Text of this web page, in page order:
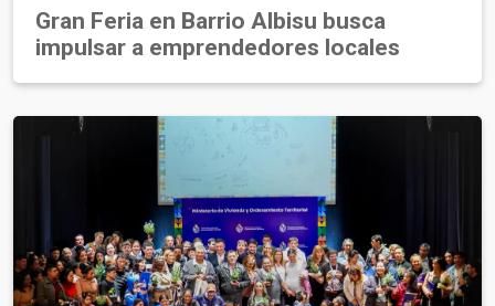
Gran Feria en Barrio Albisu busca
impulsar a emprendedores locales